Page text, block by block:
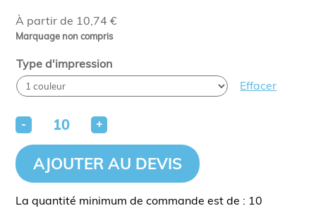
À partir de 10,74 €
Marquage non compris
Type d'impression
Effacer
- +
AJOUTER AU DEVIS
La quantité minimum de commande est de : 10